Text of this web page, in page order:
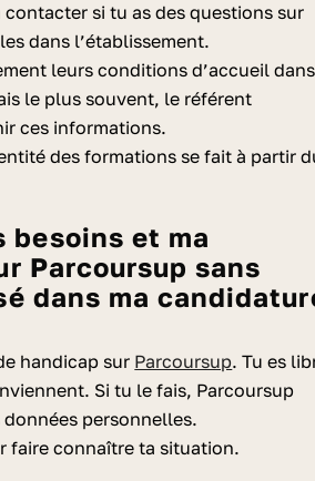
contacter si tu as des questions sur
dans l’établissement.
leurs conditions d’accueil dans
le plus souvent, le référent
ces informations.
des formations se fait à partir
Parcoursup sans
dans ma
handicap sur Parcoursup. Tu es
Si tu le fais, Parcoursup
personnelles.
faire connaître ta situation.